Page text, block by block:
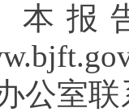
本报
公室